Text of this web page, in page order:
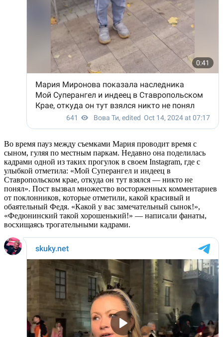
Во время пауз между съемками Мария проводит время с
сыном, гуляя по местным паркам. Недавно она поделилась
кадрами одной из таких прогулок в своем Instagram, где с
улыбкой отметила: «Мой Суперангел и индеец в
Ставропольском крае, откуда он тут взялся — никто не
понял». Пост вызвал множество восторженных комментариев
от поклонников, которые отметили, какой красивый и
обаятельный Федя. «Какой у вас замечательный сынок!»,
«Федюнинский такой хорошенький!» — написали фанаты,
восхищаясь трогательными кадрами.